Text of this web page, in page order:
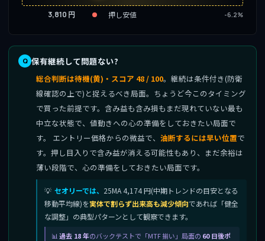
3,810 円 押し安値 -6.2%
保有継続して問題ない?
総合判断は待機(黄)・スコア 48 / 100。継続は条件付き(防衛
線確認の上で)と捉えるべき局面。ちょうど今このタイミング
で買った前提です。含み益も含み損もまだ現れていない最も
中立な状態で、値動きへの心の準備をしておきたい局面で
す。 エントリー価格からの微益で、 油断するには早い位置で
す。押し目入りで含み益が消える可能性もあり、まだ余裕は
薄い段階で、心の準備をしておきたい局面です。
セオリーでは、 25MA 4,174 円(中期トレンドの目安となる
移動平均線)を実体で割らず出来高も減少傾向であれば「健全
な調整」の典型パターンとして観察できます。
過去 18 年のバックテストで「MTF 揃い」局面の 60 日後ポ